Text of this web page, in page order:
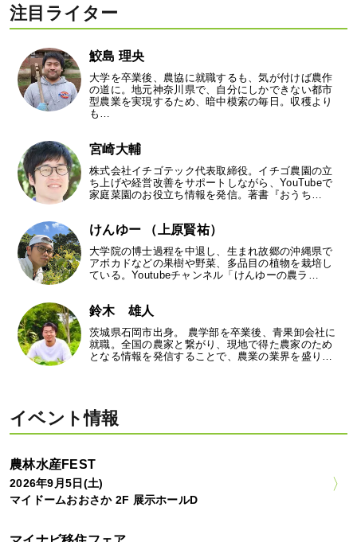
注目ライター
鮫島 理央
大学を卒業後、農協に就職するも、気が付けば農作
の道に。地元神奈川県で、自分にしかできない都市
型農業を実現するため、暗中模索の毎日。収穫より
も…
宮崎大輔
株式会社イチゴテック代表取締役。イチゴ農園の立
ち上げや経営改善をサポートしながら、YouTubeで
家庭菜園のお役立ち情報を発信。著書『おうち…
けんゆー （上原賢祐）
大学院の博士過程を中退し、生まれ故郷の沖縄県で
アボカドなどの果樹や野菜、多品目の植物を栽培し
ている。Youtubeチャンネル「けんゆーの農ラ…
鈴木 雄人
茨城県石岡市出身。 農学部を卒業後、青果卸会社に
就職。全国の農家と繋がり、現地で得た農家のため
となる情報を発信することで、農業の業界を盛り…
イベント情報
農林水産FEST
2026年9月5日(土)
マイドームおおさか 2F 展示ホールD